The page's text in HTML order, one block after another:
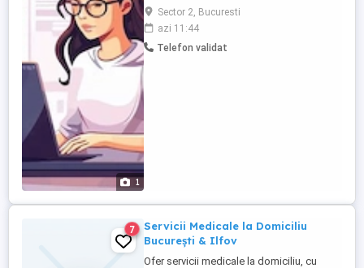
1
închiriat Cunoștințe de contabilitate
Emiterea facturilor către rezidenții chiriașii
clădirilor Procesarea plăților către furnizori
și personal Recrutarea și gestionarea
Sector 2, Bucuresti
azi 11:44
Telefon validat
7
Servicii Medicale la Domiciliu
București & Ilfov
Ofer servicii medicale la domiciliu, cu